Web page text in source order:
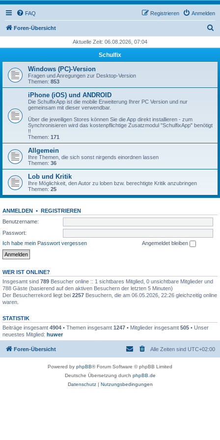
FAQ Anmelden
Registrieren
Foren-Übersicht
h
Aktuelle Zeit: 06.08.2026, 07:04
Schulfix
Windows (PC)-Version
Fragen und Anregungen zur Desktop-Version
Themen: 853
iPhone (iOS) und ANDROID
Die SchulfixApp ist die mobile Erweiterung Ihrer PC Version und nur
gemeinsam mit dieser verwendbar.
Über die jeweiligen Stores können Sie die App direkt installieren - zum
Synchronisieren wird das kostenpflichtige Zusatzmodul "SchulfixApp" benötigt
!!
Themen: 171
Allgemein
Ihre Themen, die sich sonst nirgends einordnen lassen
Themen: 36
Lob und Kritik
Ihre Möglichkeit, den Autor zu loben bzw. berechtigte Kritik anzubringen
Themen: 25
ANMELDEN • REGISTRIEREN
Benutzername:
Passwort:
Ich habe mein Passwort vergessen
Angemeldet bleiben
WER IST ONLINE?
Insgesamt sind 789 Besucher online :: 1 sichtbares Mitglied, 0 unsichtbare Mitglieder und
788 Gäste (basierend auf den aktiven Besuchern der letzten 5 Minuten)
Der Besucherrekord liegt bei 2257 Besuchern, die am 06.05.2026, 22:26 gleichzeitig online
waren.
STATISTIK
Beiträge insgesamt 4904 • Themen insgesamt 1247 • Mitglieder insgesamt 505 • Unser
neuestes Mitglied: huwer
Foren-Übersicht Alle Zeiten sind UTC+02:00
Powered by phpBB® Forum Software © phpBB Limited
Deutsche Übersetzung durch phpBB.de
Datenschutz| Nutzungsbedingungen